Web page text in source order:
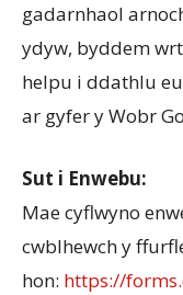
gadarnhaol
ydyw, byddem
helpu i ddathlu
ar gyfer y Wobr
Sut i Enwebu:
Mae cyflwyno
cwblhewch y
hon: https://